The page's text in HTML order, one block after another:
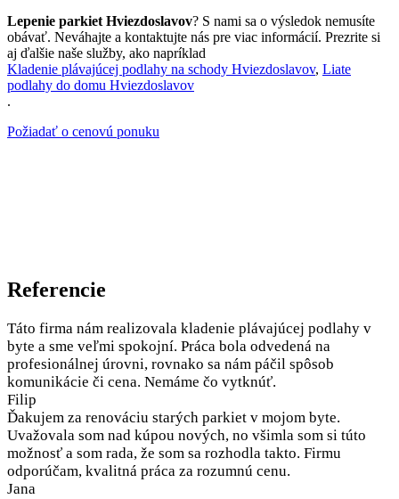
Lepenie parkiet Hviezdoslavov? S nami sa o výsledok nemusíte
obávať. Neváhajte a kontaktujte nás pre viac informácií. Prezrite si
aj ďalšie naše služby, ako napríklad
Kladenie plávajúcej podlahy na schody Hviezdoslavov, Liate
podlahy do domu Hviezdoslavov
.
Požiadať o cenovú ponuku
Referencie
Táto firma nám realizovala kladenie plávajúcej podlahy v
byte a sme veľmi spokojní. Práca bola odvedená na
profesionálnej úrovni, rovnako sa nám páčil spôsob
komunikácie či cena. Nemáme čo vytknúť.
Filip
Ďakujem za renováciu starých parkiet v mojom byte.
Uvažovala som nad kúpou nových, no všimla som si túto
možnosť a som rada, že som sa rozhodla takto. Firmu
odporúčam, kvalitná práca za rozumnú cenu.
Jana